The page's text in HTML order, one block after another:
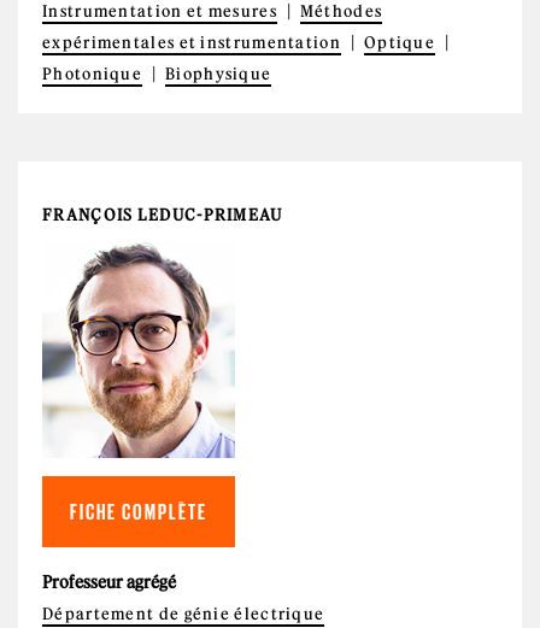
Instrumentation et mesures
Méthodes
expérimentales et instrumentation
Optique
Photonique
Biophysique
FRANÇOIS LEDUC-PRIMEAU
FICHE COMPLÈTE
Professeur agrégé
Département de génie électrique